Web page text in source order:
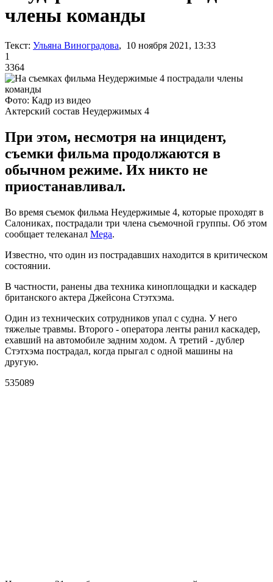
члены команды
Текст: Ульяна Виноградова, 10 ноября 2021, 13:33
1
3364
Фото: Кадр из видео
Актерский состав Неудержимых 4
При этом, несмотря на инцидент,
съемки фильма продолжаются в
обычном режиме. Их никто не
приостанавливал.
Во время съемок фильма Неудержимые 4, которые проходят в
Салониках, пострадали три члена съемочной группы. Об этом
сообщает телеканал Mega.
Известно, что один из пострадавших находится в критическом
состоянии.
В частности, ранены два техника киноплощадки и каскадер
британского актера Джейсона Стэтхэма.
Один из технических сотрудников упал с судна. У него
тяжелые травмы. Второго - оператора ленты ранил каскадер,
ехавший на автомобиле задним ходом. А третий - дублер
Стэтхэма пострадал, когда прыгал с одной машины на
другую.